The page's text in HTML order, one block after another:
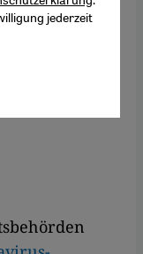
Lewis
jederzeit